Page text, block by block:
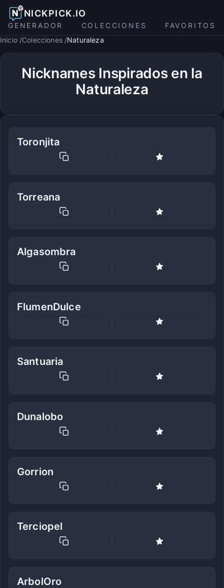
NICKPICK.IO
GENERADOR COLECCIONES
FAVORITOS
Inicio Colecciones Naturaleza
Nicknames Inspirados en la
Naturaleza
Toronjita
Torreana
Algasombra
FlumenDulce
Santuaria
Dunalobo
Gorrion
Terciopel
ArbolOro